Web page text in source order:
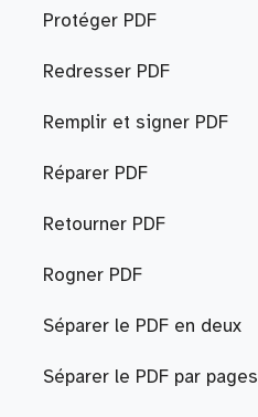
Protéger PDF
Redresser PDF
Remplir et signer PDF
Réparer PDF
Retourner PDF
Rogner PDF
Séparer le PDF en deux
Séparer le PDF par pages